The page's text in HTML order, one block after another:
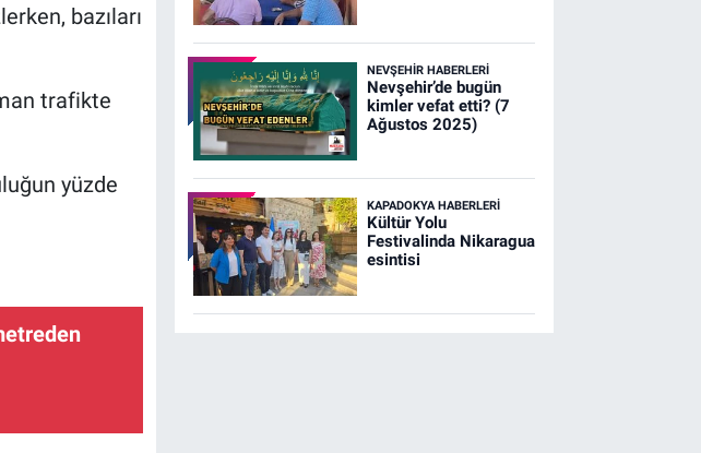
bazıları
trafikte
yüzde
NEVŞEHIR HABERLERI
Nevşehir’de bugün
kimler vefat etti? (7
Ağustos 2025)
KAPADOKYA HABERLERI
Kültür Yolu
Festivalinda Nikaragua
esintisi